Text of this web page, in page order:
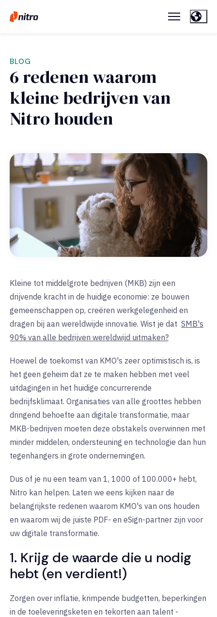
BLOG
6 redenen waarom
kleine bedrijven van
Nitro houden
Kleine tot middelgrote bedrijven (MKB) zijn een
drijvende kracht in de huidige economie: ze bouwen
gemeenschappen op, creëren werkgelegenheid en
dragen bij aan wereldwijde innovatie. Wist je dat SMB's
90% van alle bedrijven wereldwijd uitmaken?
Hoewel de toekomst van KMO's zeer optimistisch is, is
het geen geheim dat ze te maken hebben met veel
uitdagingen in het huidige concurrerende
bedrijfsklimaat. Organisaties van alle groottes hebben
dringend behoefte aan digitale transformatie, maar
MKB-bedrijven moeten deze obstakels overwinnen met
minder middelen, ondersteuning en technologie dan hun
tegenhangers in grote ondernemingen.
Dus of je nu een team van 1, 1000 of 100.000+ hebt,
Nitro kan helpen. Laten we eens kijken naar de
belangrijkste redenen waarom KMO's van ons houden
en waarom wij de juiste PDF- en eSign-partner zijn voor
uw digitale transformatie.
1. Krijg de waarde die u nodig
hebt (en verdient!)
Zorgen over inflatie, krimpende budgetten, beperkingen
in de toeleveringsketen en tekorten aan talent -